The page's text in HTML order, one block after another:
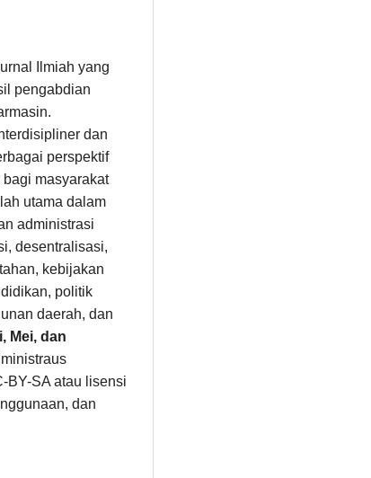
Ilmiah yang
pengabdian
dan
perspektif
masyarakat
utama dalam
administrasi
desentralisasi,
kebijakan
politik
daerah, dan
Mei, dan
BY-SA atau lisensi
dan